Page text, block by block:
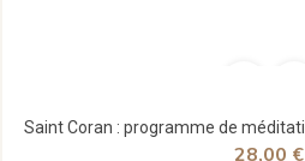
28,00 €